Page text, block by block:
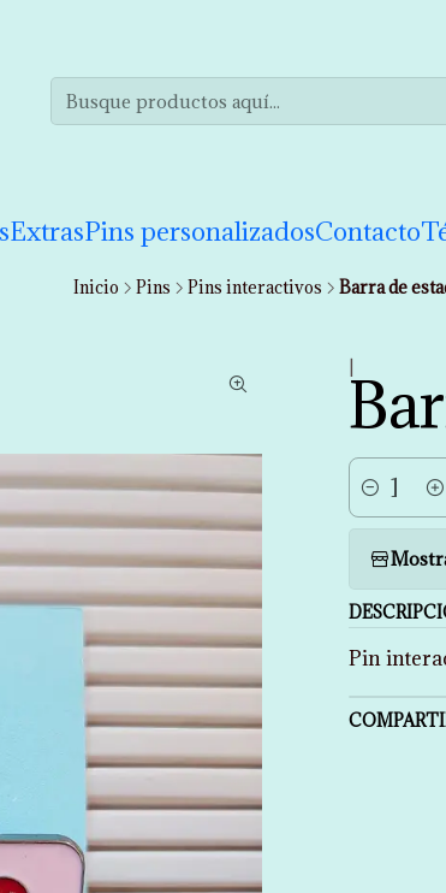
ExtrasPins personalizadosContacto
Inicio Pins Pins interactivos Barra de
Cantidad
Pin